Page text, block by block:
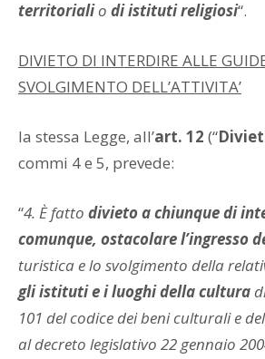
territorialio di istituti religiosi“.
DIVIETO DI INTERDIRE ALLE
SVOLGIMENTO DELL’ATTIVITA’
la stessa Legge, all’art. 12 (“
commi 4 e 5, prevede:
“4. È fatto divieto a chiunque di
comunque, ostacolare l’ingresso
turistica e lo svolgimento della
gliistitutie i luoghi della cultura
101 del codice dei beni culturali e
al decreto legislativo 22 gennaio